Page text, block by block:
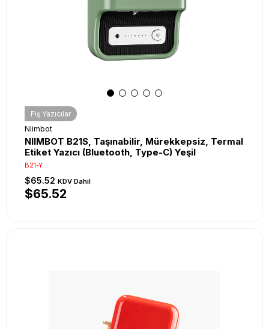
Fiş Yazıcılar
Niimbot
NIIMBOT B21S, Taşınabilir, Mürekkepsiz, Termal
Etiket Yazıcı (Bluetooth, Type-C) Yeşil
B21-Y
$65.52 KDV Dahil
$65.52